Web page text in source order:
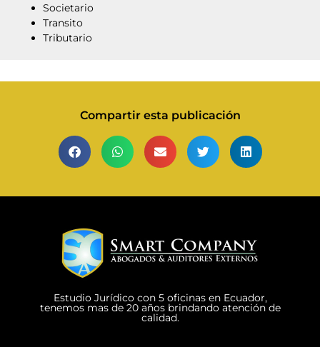
Societario
Transito
Tributario
Compartir esta publicación
Estudio Jurídico con 5 oficinas en Ecuador,
tenemos mas de 20 años brindando atención de
calidad.